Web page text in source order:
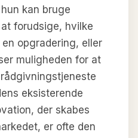
kan bruge
forudsige, hvilke
opgradering, eller
muligheden for at
eksisterende
der skabes
er ofte den